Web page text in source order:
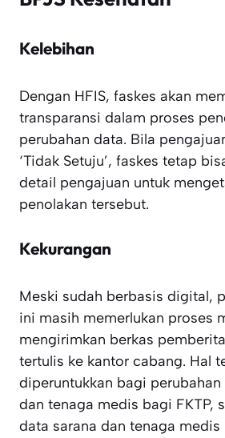
Kelebihan
Dengan HFIS, faskes akan
transparansi dalam proses
perubahan data. Bila
‘Tidak Setuju’, faskes tetap
detail pengajuan untuk
penolakan tersebut.
Kekurangan
Meski sudah berbasis digital,
ini masih memerlukan proses
mengirimkan berkas
tertulis ke kantor cabang. Hal
diperuntukkan bagi
dan tenaga medis bagi FKTP,
data sarana dan tenaga medis